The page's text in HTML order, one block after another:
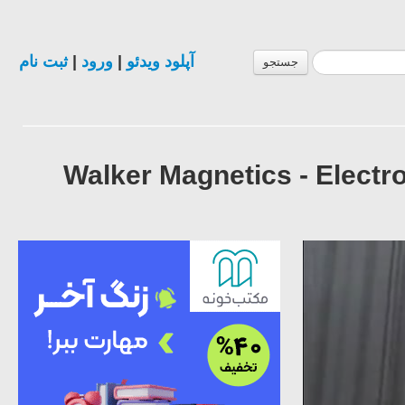
جستجو آپلود ویدئو| ورود| ثبت نام
Walker Magnetics -